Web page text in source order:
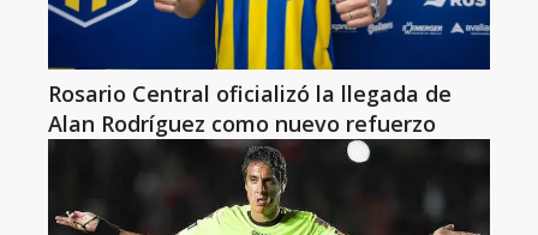
Rosario Central oficializó la llegada de
Alan Rodríguez como nuevo refuerzo